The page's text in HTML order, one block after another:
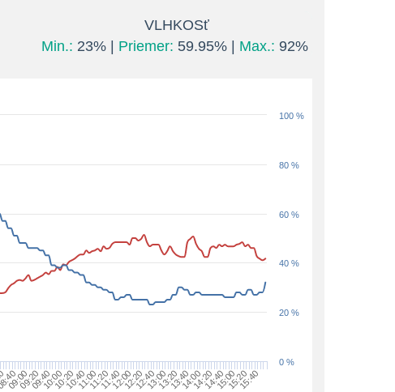
VLHKOSť
Min.: 23% | Priemer: 59.95% | Max.: 92%
09:0009:2009:4010:0010:2010:4011:0011:2011:4012:0012:2012:4013:0013:2013:4014:0014:2014:4015:0015:2015:40
0 %
20 %
40 %
60 %
80 %
100 %